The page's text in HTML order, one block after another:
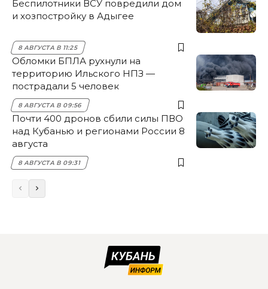
Беспилотники ВСУ повредили дом
и хозпостройку в Адыгее
8 АВГУСТА В 11:25
Обломки БПЛА рухнули на
территорию Ильского НПЗ —
пострадали 5 человек
8 АВГУСТА В 09:56
Почти 400 дронов сбили силы ПВО
над Кубанью и регионами России 8
августа
8 АВГУСТА В 09:31